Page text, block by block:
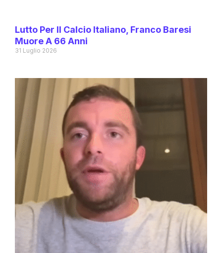
Lutto Per Il Calcio Italiano, Franco Baresi
Muore A 66 Anni
31 Luglio 2026